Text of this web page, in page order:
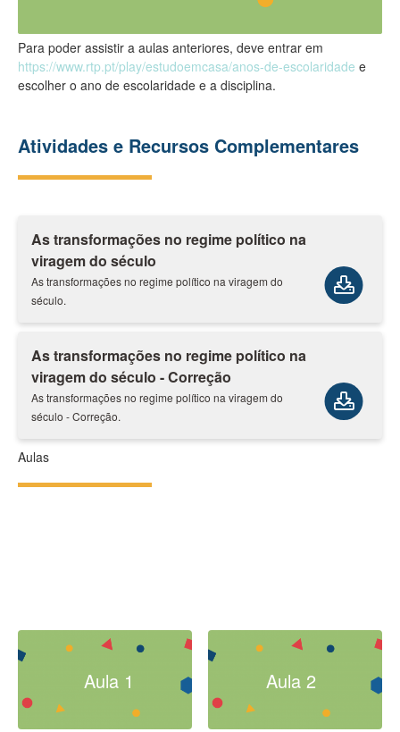
Para poder assistir a aulas anteriores, deve entrar em
https://www.rtp.pt/play/estudoemcasa/anos-de-escolaridade e
escolher o ano de escolaridade e a disciplina.
Atividades e Recursos Complementares
As transformações no regime político na
viragem do século
As transformações no regime político na viragem do
século.
As transformações no regime político na
viragem do século - Correção
As transformações no regime político na viragem do
século - Correção.
Aulas
Aula 1 Aula 2